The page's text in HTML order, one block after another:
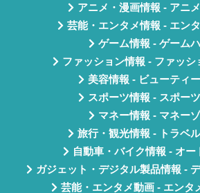
アニメ・漫画情報 - アニ
芸能・エンタメ情報 - エン
ゲーム情報 - ゲーム
ファッション情報 - ファッシ
美容情報 - ビューティ
スポーツ情報 - スポー
マネー情報 - マネー
旅行・観光情報 - トラベ
自動車・バイク情報 - オー
ガジェット・デジタル製品情報 -
芸能・エンタメ動画 - エンタ